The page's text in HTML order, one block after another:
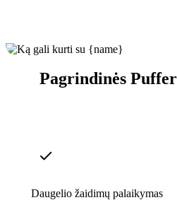
Pagrindinės
Daugelio žaidimų palaikymas